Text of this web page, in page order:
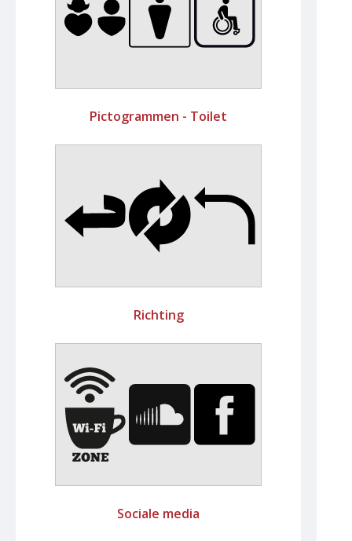
Pictogrammen - Toilet
Richting
Sociale media